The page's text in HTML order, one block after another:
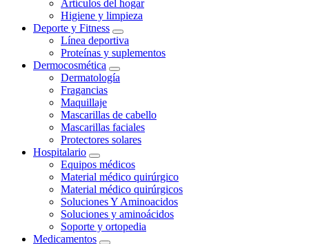
Artículos del hogar
Higiene y limpieza
Deporte y Fitness
Línea deportiva
Proteínas y suplementos
Dermocosmética
Dermatología
Fragancias
Maquillaje
Mascarillas de cabello
Mascarillas faciales
Protectores solares
Hospitalario
Equipos médicos
Material médico quirúrgico
Material médico quirúrgicos
Soluciones Y Aminoacidos
Soluciones y aminoácidos
Soporte y ortopedia
Medicamentos